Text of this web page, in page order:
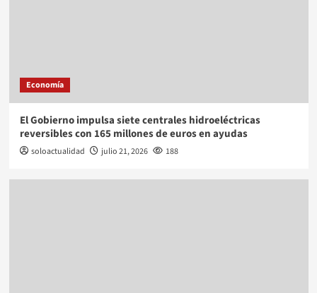
Economía
El Gobierno impulsa siete centrales hidroeléctricas
reversibles con 165 millones de euros en ayudas
soloactualidad julio 21, 2026 188